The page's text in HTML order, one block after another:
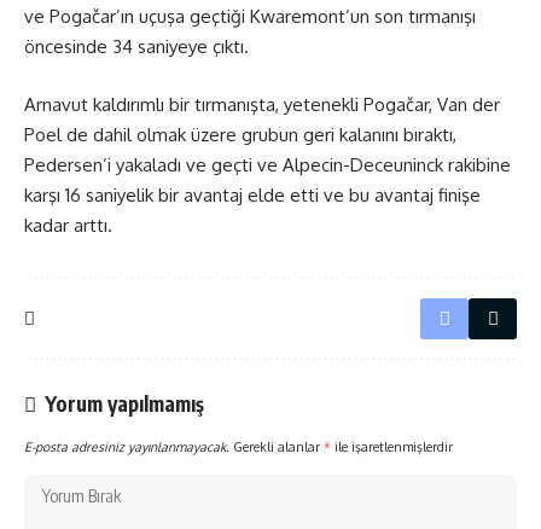
ve Pogačar’ın uçuşa geçtiği Kwaremont’un son tırmanışı
öncesinde 34 saniyeye çıktı.
Arnavut kaldırımlı bir tırmanışta, yetenekli Pogačar, Van der
Poel de dahil olmak üzere grubun geri kalanını bıraktı,
Pedersen’i yakaladı ve geçti ve Alpecin-Deceuninck rakibine
karşı 16 saniyelik bir avantaj elde etti ve bu avantaj finişe
kadar arttı.
Yorum yapılmamış
E-posta adresiniz yayınlanmayacak. Gerekli alanlar * ile işaretlenmişlerdir